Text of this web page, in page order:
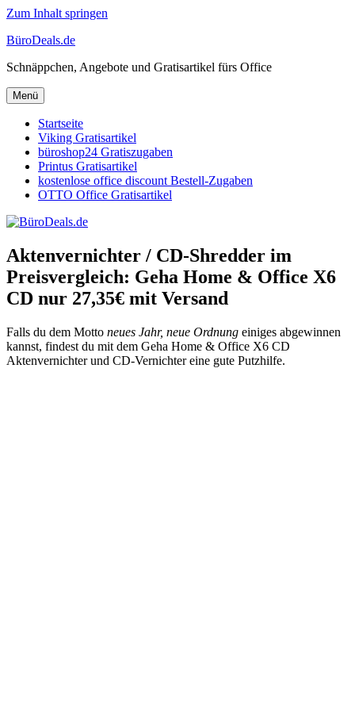
Zum Inhalt springen
BüroDeals.de
Schnäppchen, Angebote und Gratisartikel fürs Office
Menü
Startseite
Viking Gratisartikel
büroshop24 Gratiszugaben
Printus Gratisartikel
kostenlose office discount Bestell-Zugaben
OTTO Office Gratisartikel
Aktenvernichter / CD-Shredder im
Preisvergleich: Geha Home & Office X6
CD nur 27,35€ mit Versand
Falls du dem Motto neues Jahr, neue Ordnung einiges abgewinnen
kannst, findest du mit dem Geha Home & Office X6 CD
Aktenvernichter und CD-Vernichter eine gute Putzhilfe.